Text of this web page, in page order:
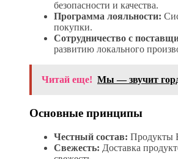
безопасности и качества.
Программа лояльности:
покупки.
Сотрудничество с
развитию локального
Читай еще! Мы — звучит
Основные принципы
Честный состав: Продукты
Свежесть: Доставка